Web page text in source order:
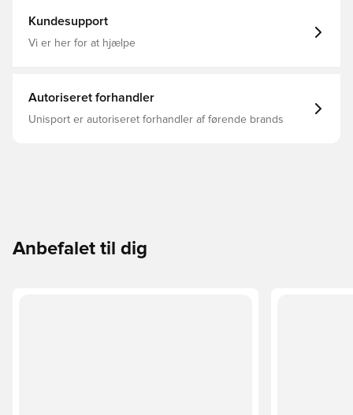
Kundesupport
Vi er her for at hjælpe
Autoriseret forhandler
Unisport er autoriseret forhandler af førende brands
Anbefalet til dig